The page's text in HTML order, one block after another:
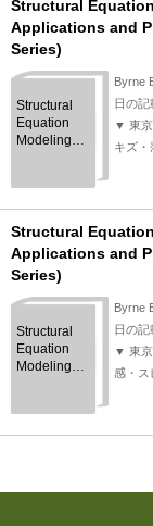
Structural
Applications and
Series)
Structural
Equation
Modeling
Concepts
Applications
and
Programming
(Multivariate
Applications
Series)
Byrne
日の記
▼ 東
キズ・
Structural
Applications and
Series)
Structural
Equation
Modeling
Concepts
Applications
Byrne
日の記
▼ 東
感・ス